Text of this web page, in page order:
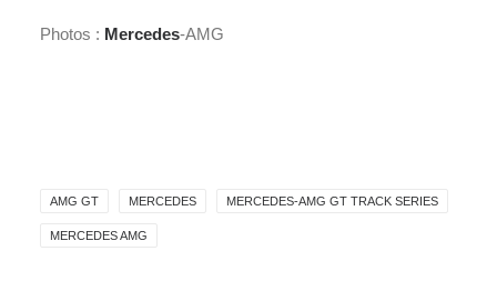
Photos : Mercedes-AMG
AMG GT MERCEDES MERCEDES-AMG GT TRACK SERIES
MERCEDES AMG